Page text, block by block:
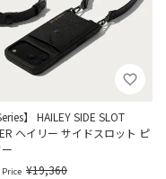
】 HAILEY SIDE SLOT
ヘイリー サイドスロット ピ
Price ¥19,360